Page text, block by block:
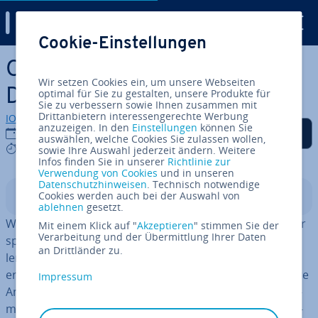
Zum Haupt­in­halt springen
Online-Marketing-Basics:
Demand Side Platform
IONOS Redaktion
02.06.2016
4 mins
Auf Facebook teilen
Auf Twitter teilen
Auf LinkedIn teilen
Als be­vor­zug­te Quelle
auf Google hin­zu­fü­gen
In­halts­ver­zeich­nis
Wer online werben möchte, be­schäf­tigt sich früher oder
später mit dem Thema Such­ma­schi­nen­wer­bung und
lernt ver­schie­de­ne Ad Networks kennen. Die Netzwerke
er­mög­li­chen Online-Wer­be­trei­ben­den (Ad­ver­ti­sern), ihre
Anzeigen und Banner auf vielen ver­schie­de­nen Platt­for­
men un­ter­zu­brin­gen. Die Her­aus­for­de­rung: das Wer­be­
Cookie-Einstellungen
Wir setzen Cookies ein, um unsere Webseiten
optimal für Sie zu gestalten, unsere Produkte für
Sie zu verbessern sowie Ihnen zusammen mit
Drittanbietern interessengerechte Werbung
anzuzeigen. In den Einstellungen können Sie
auswählen, welche Cookies Sie zulassen wollen,
sowie Ihre Auswahl jederzeit ändern. Weitere
Infos finden Sie in unserer Richtlinie zur
Verwendung von Cookies und in unseren
Datenschutzhinweisen. Technisch notwendige
Cookies werden auch bei der Auswahl von
ablehnen gesetzt.
Mit einem Klick auf "Akzeptieren" stimmen Sie der
Verarbeitung und der Übermittlung Ihrer Daten
an Drittländer zu.
Impressum